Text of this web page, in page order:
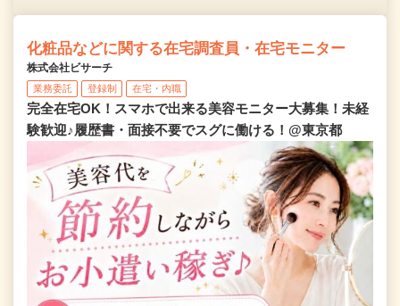
化粧品などに関する在宅調査員・在宅モニター
株式会社ビサーチ
業務委託 登録制 在宅・内職
完全在宅OK！スマホで出来る美容モニター大募集！未経
験歓迎♪履歴書・面接不要でスグに働ける！@東京都